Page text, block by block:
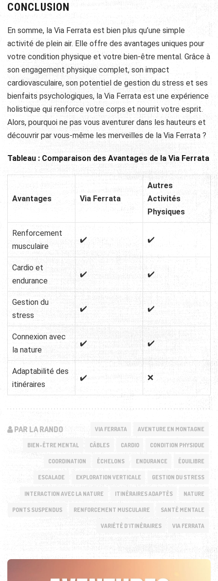
CONCLUSION
En somme, la Via Ferrata est bien plus qu’une simple
activité de plein air. Elle offre des avantages uniques pour
votre condition physique et votre bien-être mental. Grâce à
son engagement physique complet, son impact
cardiovasculaire, son potentiel de gestion du stress et ses
bienfaits psychologiques, la Via Ferrata est une expérience
holistique qui renforce votre corps et nourrit votre esprit.
Alors, pourquoi ne pas vous aventurer dans les hauteurs et
découvrir par vous-même les merveilles de la Via Ferrata ?
Tableau : Comparaison des Avantages de la Via Ferrata
Avantages Via Ferrata
Autres
Activités
Physiques
Renforcement
musculaire
✔️ ✔️
Cardio et
endurance
✔️ ✔️
Gestion du
stress
✔️ ✔️
Connexion avec
la nature
✔️ ✔️
Adaptabilité des
itinéraires
✔️ ❌
PAR LA RANDO VIA FERRATA AVENTURE EN MONTAGNE
BIEN-ÊTRE MENTAL CÂBLES CARDIO CONDITION PHYSIQUE
COORDINATION ÉCHELONS ENDURANCE ÉQUILIBRE
ESCALADE EXPLORATION VERTICALE GESTION DU STRESS
INTERACTION AVEC LA NATURE ITINÉRAIRES ADAPTÉS NATURE
PONTS SUSPENDUS RENFORCEMENT MUSCULAIRE SANTÉ MENTALE
VARIÉTÉ D'ITINÉRAIRES VIA FERRATA